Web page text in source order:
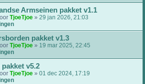
Armseinen pakket v1.1
TjoeTjoe » 29 jan 2026, 21:03
pakket v1.3
TjoeTjoe » 19 mar 2025, 22:45
v5.2
TjoeTjoe » 01 dec 2024, 17:19